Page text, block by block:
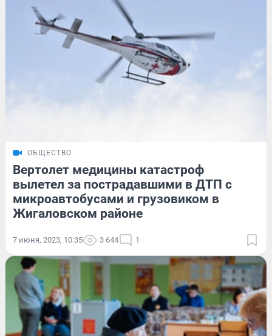
ОБЩЕСТВО
Вертолет медицины катастроф
вылетел за пострадавшими в ДТП с
микроавтобусами и грузовиком в
Жигаловском районе
7 июня, 2023, 10:35 3 644 1